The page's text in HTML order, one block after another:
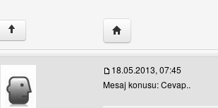
↑ Yazarın web sitesini
18.05.2013, 07:45
Mesaj konusu: Cevap..